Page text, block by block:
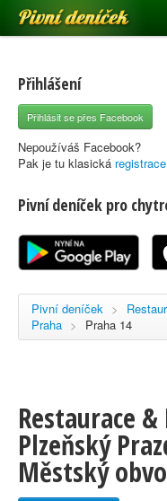
Pivní deníček
Pivní mapa
Pivní značky
Nápověda
Registrace
Přihlášení
Přihlásit se přes Facebook
Nepoužíváš Facebook?
Pak je tu klasická registrace
Pivní deníček pro
Pivní deníček >
Praha > Praha 14
Restaurace
Plzeňský
Městský